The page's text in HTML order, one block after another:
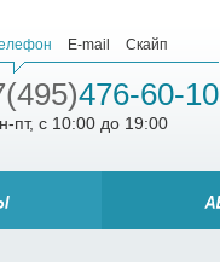
E-mail Скайп
476-60-10
пт, с 10:00 до 19:00